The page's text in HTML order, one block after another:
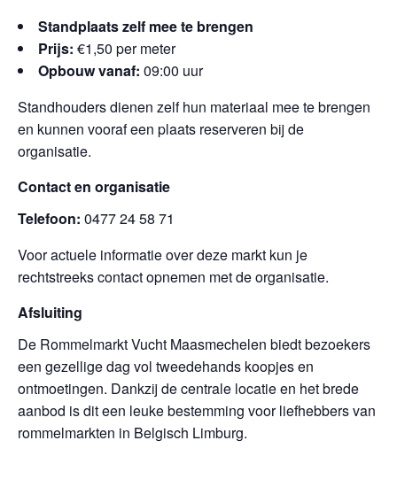
Standplaats zelf mee te brengen
Prijs: €1,50 per meter
Opbouw vanaf: 09:00 uur
Standhouders dienen zelf hun materiaal mee te brengen
en kunnen vooraf een plaats reserveren bij de
organisatie.
Contact en organisatie
Telefoon: 0477 24 58 71
Voor actuele informatie over deze markt kun je
rechtstreeks contact opnemen met de organisatie.
Afsluiting
De Rommelmarkt Vucht Maasmechelen biedt bezoekers
een gezellige dag vol tweedehands koopjes en
ontmoetingen. Dankzij de centrale locatie en het brede
aanbod is dit een leuke bestemming voor liefhebbers van
rommelmarkten in Belgisch Limburg.